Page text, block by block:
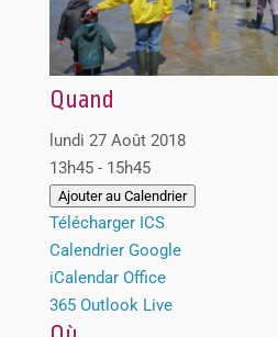
Quand
lundi 27 Août 2018
13h45 - 15h45
Ajouter au Calendrier
Télécharger ICS
Calendrier Google
iCalendar Office
365 Outlook Live